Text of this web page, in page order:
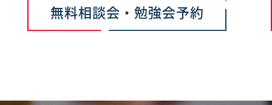
無料相談会・勉強会予約